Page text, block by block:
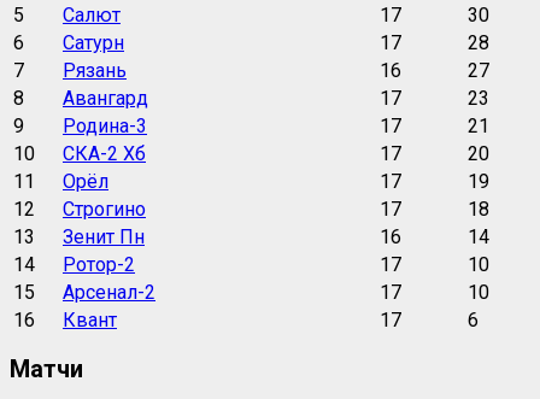
5
Салют 17
30
6
Сатурн 17
28
7
Рязань 16
27
8
Авангард 17
23
9
Родина-3 17
21
10
СКА-2 Хб 17
20
11
Орёл 17
19
12
Строгино 17
18
13
Зенит Пн 16
14
14
Ротор-2 17
10
15
Арсенал-2 17
10
16
Квант 17 6
Матчи